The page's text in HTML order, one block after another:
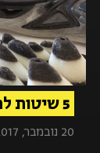
5 שיטות להדפסת תלת מימד
20 נובמבר, 2017